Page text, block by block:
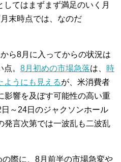
てはまずまず満足のいく月
末時点では、なのだ
ら8月に入ってからの状況は
。 8月初めの市場急落は、 時
ようにも見えるが、米消費者
影響を及ぼす可能性の高い重
～24日のジャクソンホール
発言次第では一波乱も二波乱
際に、8月前半の市場急変や